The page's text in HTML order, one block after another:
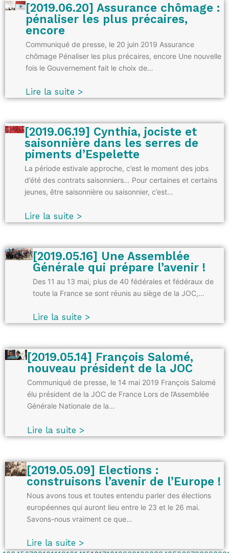
[2019.06.20] Assurance chômage :
pénaliser les plus précaires,
encore
Communiqué de presse, le 20 juin 2019 Assurance
chômage Pénaliser les plus précaires, encore Une nouvelle
fois le Gouvernement fait le choix de…
Lire la suite >
[2019.06.19] Cynthia, jociste et
saisonnière dans les serres de
piments d’Espelette
La période estivale approche, c’est le moment des jobs
d’été des contrats saisonniers… Pour certaines et certains
jeunes, être saisonnière ou saisonnier, c’est…
Lire la suite >
[2019.05.16] Une Assemblée
Générale qui prépare l’avenir !
Des 11 au 13 mai, plus de 40 fédérales et fédéraux de
toute la France se sont réunis au siège de la JOC,…
Lire la suite >
[2019.05.14] François Salomé,
nouveau président de la JOC
Communiqué de presse, le 14 mai 2019 François Salomé
élu président de la JOC de France Lors de l’Assemblée
Générale Nationale de la…
Lire la suite >
[2019.05.09] Elections :
construisons l’avenir de l’Europe !
Nous avons tous et toutes entendu parler des élections
européennes qui auront lieu entre le 23 et le 26 mai.
Savons-nous vraiment ce que…
Lire la suite >